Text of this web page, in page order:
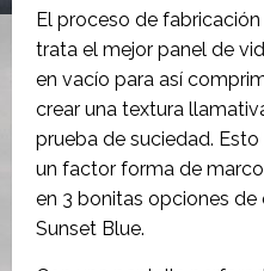
El proceso de
trata el mejor panel de
en vacío para así
crear una textura
prueba de suciedad.
un factor forma de
en 3 bonitas opciones de
Sunset Blue.